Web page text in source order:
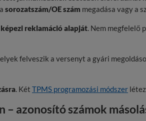
sorozatszám/OE szám megadása vagy a
reklamáció alapját. Nem megfelelő
felveszik a versenyt a gyári
. Két TPMS programozási módszer
– azonosító számok